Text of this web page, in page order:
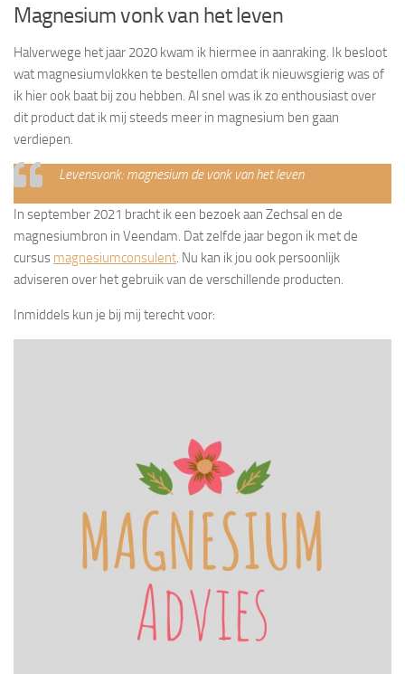
Magnesium vonk van het leven
Halverwege het jaar 2020 kwam ik hiermee in aanraking. Ik besloot
wat magnesiumvlokken te bestellen omdat ik nieuwsgierig was of
ik hier ook baat bij zou hebben. Al snel was ik zo enthousiast over
dit product dat ik mij steeds meer in magnesium ben gaan
verdiepen.
Levensvonk: magnesium de vonk van het leven
In september 2021 bracht ik een bezoek aan Zechsal en de
magnesiumbron in Veendam. Dat zelfde jaar begon ik met de
cursus magnesiumconsulent. Nu kan ik jou ook persoonlijk
adviseren over het gebruik van de verschillende producten.
Inmiddels kun je bij mij terecht voor: